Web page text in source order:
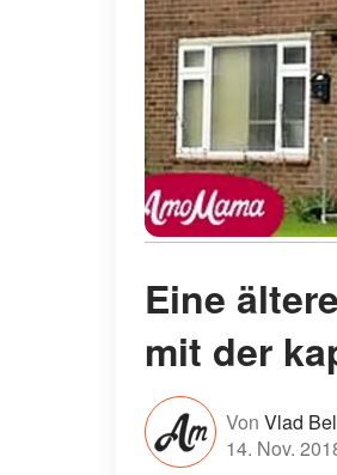
Eine
mit der
Von Vlad
14. Nov.